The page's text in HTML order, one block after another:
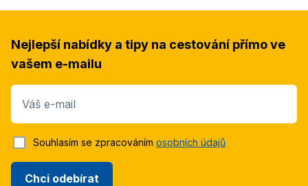
Nejlepší nabídky a tipy na cestování přímo ve
vašem e-mailu
Váš e-mail
Chci odebírat
Souhlasím se zpracováním osobních údajů